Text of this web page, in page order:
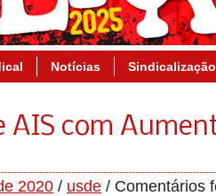
Notícias Sindicalização
AIS com
2020 / usde / Comentários